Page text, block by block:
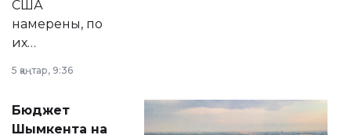
США
намерены, по
их
принести
народу
5 қаңтар, 9:36
Бюджет
Шымкента на